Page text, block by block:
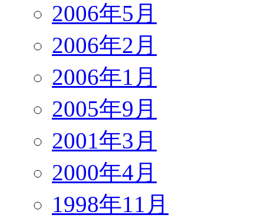
2006年5月
2006年2月
2006年1月
2005年9月
2001年3月
2000年4月
1998年11月